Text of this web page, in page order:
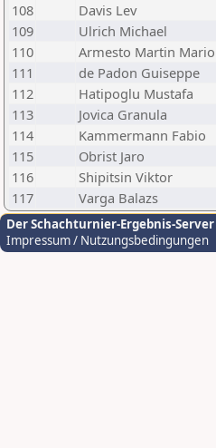
108
Davis Lev
109
Ulrich Michael
110
Armesto Martin Mario
111
de Padon Guiseppe
112
Hatipoglu Mustafa
113
Jovica Granula
114
Kammermann Fabio
115
Obrist Jaro
116
Shipitsin Viktor
117
Varga Balazs
Der Schachturnier-Ergebnis-Server
Impressum / Nutzungsbedingungen